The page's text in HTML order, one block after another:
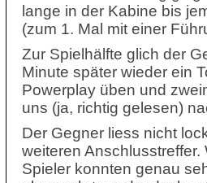
lange in der Kabine bis
(zum 1. Mal mit einer
Zur Spielhälfte glich der
Minute später wieder ein
Powerplay üben und
uns (ja, richtig gelesen)
Der Gegner liess nicht
weiteren
Spieler konnten genau